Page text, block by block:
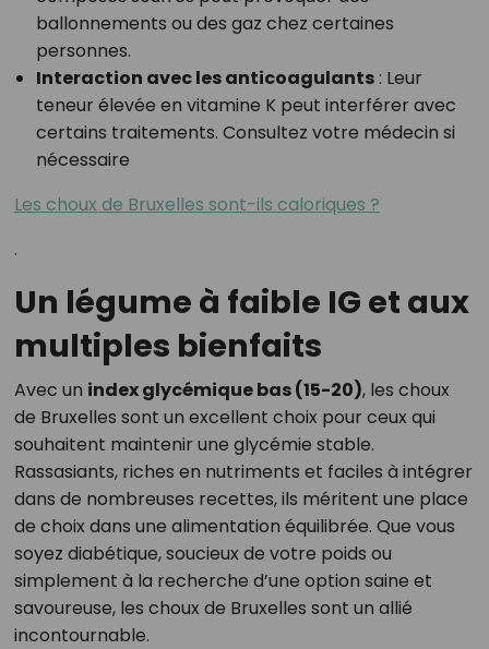
ballonnements ou des gaz chez certaines
personnes.
Interaction avec les anticoagulants: Leur
teneur élevée en vitamine K peut interférer avec
certains traitements. Consultez votre médecin si
nécessaire
Les choux de Bruxelles sont-ils caloriques ?
.
Un légume à faible IG et aux
multiples bienfaits
Avec un index glycémique bas (15-20), les choux
de Bruxelles sont un excellent choix pour ceux qui
souhaitent maintenir une glycémie stable.
Rassasiants, riches en nutriments et faciles à intégrer
dans de nombreuses recettes, ils méritent une place
de choix dans une alimentation équilibrée. Que vous
soyez diabétique, soucieux de votre poids ou
simplement à la recherche d’une option saine et
savoureuse, les choux de Bruxelles sont un allié
incontournable.